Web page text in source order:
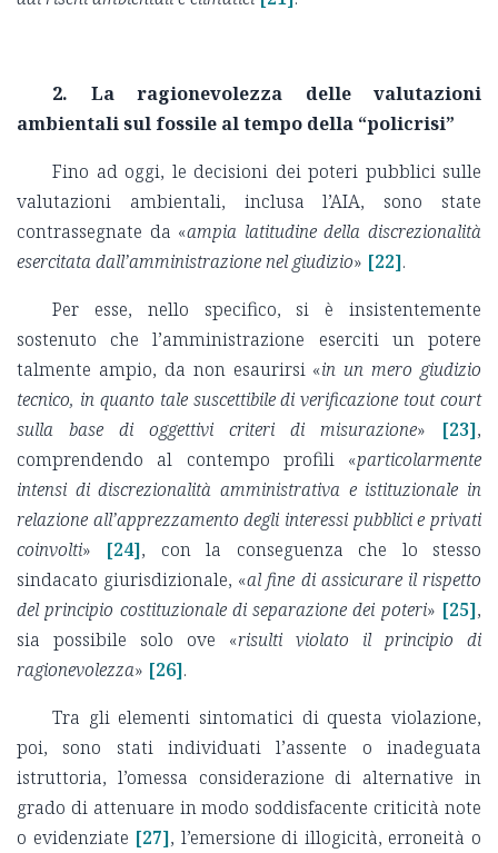
2. La ragionevolezza delle valutazioni
ambientali sul fossile al tempo della “policrisi”
Fino ad oggi, le decisioni dei poteri pubblici sulle
valutazioni ambientali, inclusa l’AIA, sono state
contrassegnate da «ampia latitudine della discrezionalità
esercitata dall’amministrazione nel giudizio» [22].
Per esse, nello specifico, si è insistentemente
sostenuto che l’amministrazione eserciti un potere
talmente ampio, da non esaurirsi «in un mero giudizio
tecnico, in quanto tale suscettibile di verificazione tout court
sulla base di oggettivi criteri di misurazione» [23],
comprendendo al contempo profili «particolarmente
intensi di discrezionalità amministrativa e istituzionale in
relazione all’apprezzamento degli interessi pubblici e privati
coinvolti» [24], con la conseguenza che lo stesso
sindacato giurisdizionale, «al fine di assicurare il rispetto
del principio costituzionale di separazione dei poteri» [25],
sia possibile solo ove «risulti violato il principio di
ragionevolezza» [26].
Tra gli elementi sintomatici di questa violazione,
poi, sono stati individuati l’assente o inadeguata
istruttoria, l’omessa considerazione di alternative in
grado di attenuare in modo soddisfacente criticità note
o evidenziate [27], l’emersione di illogicità, erroneità o